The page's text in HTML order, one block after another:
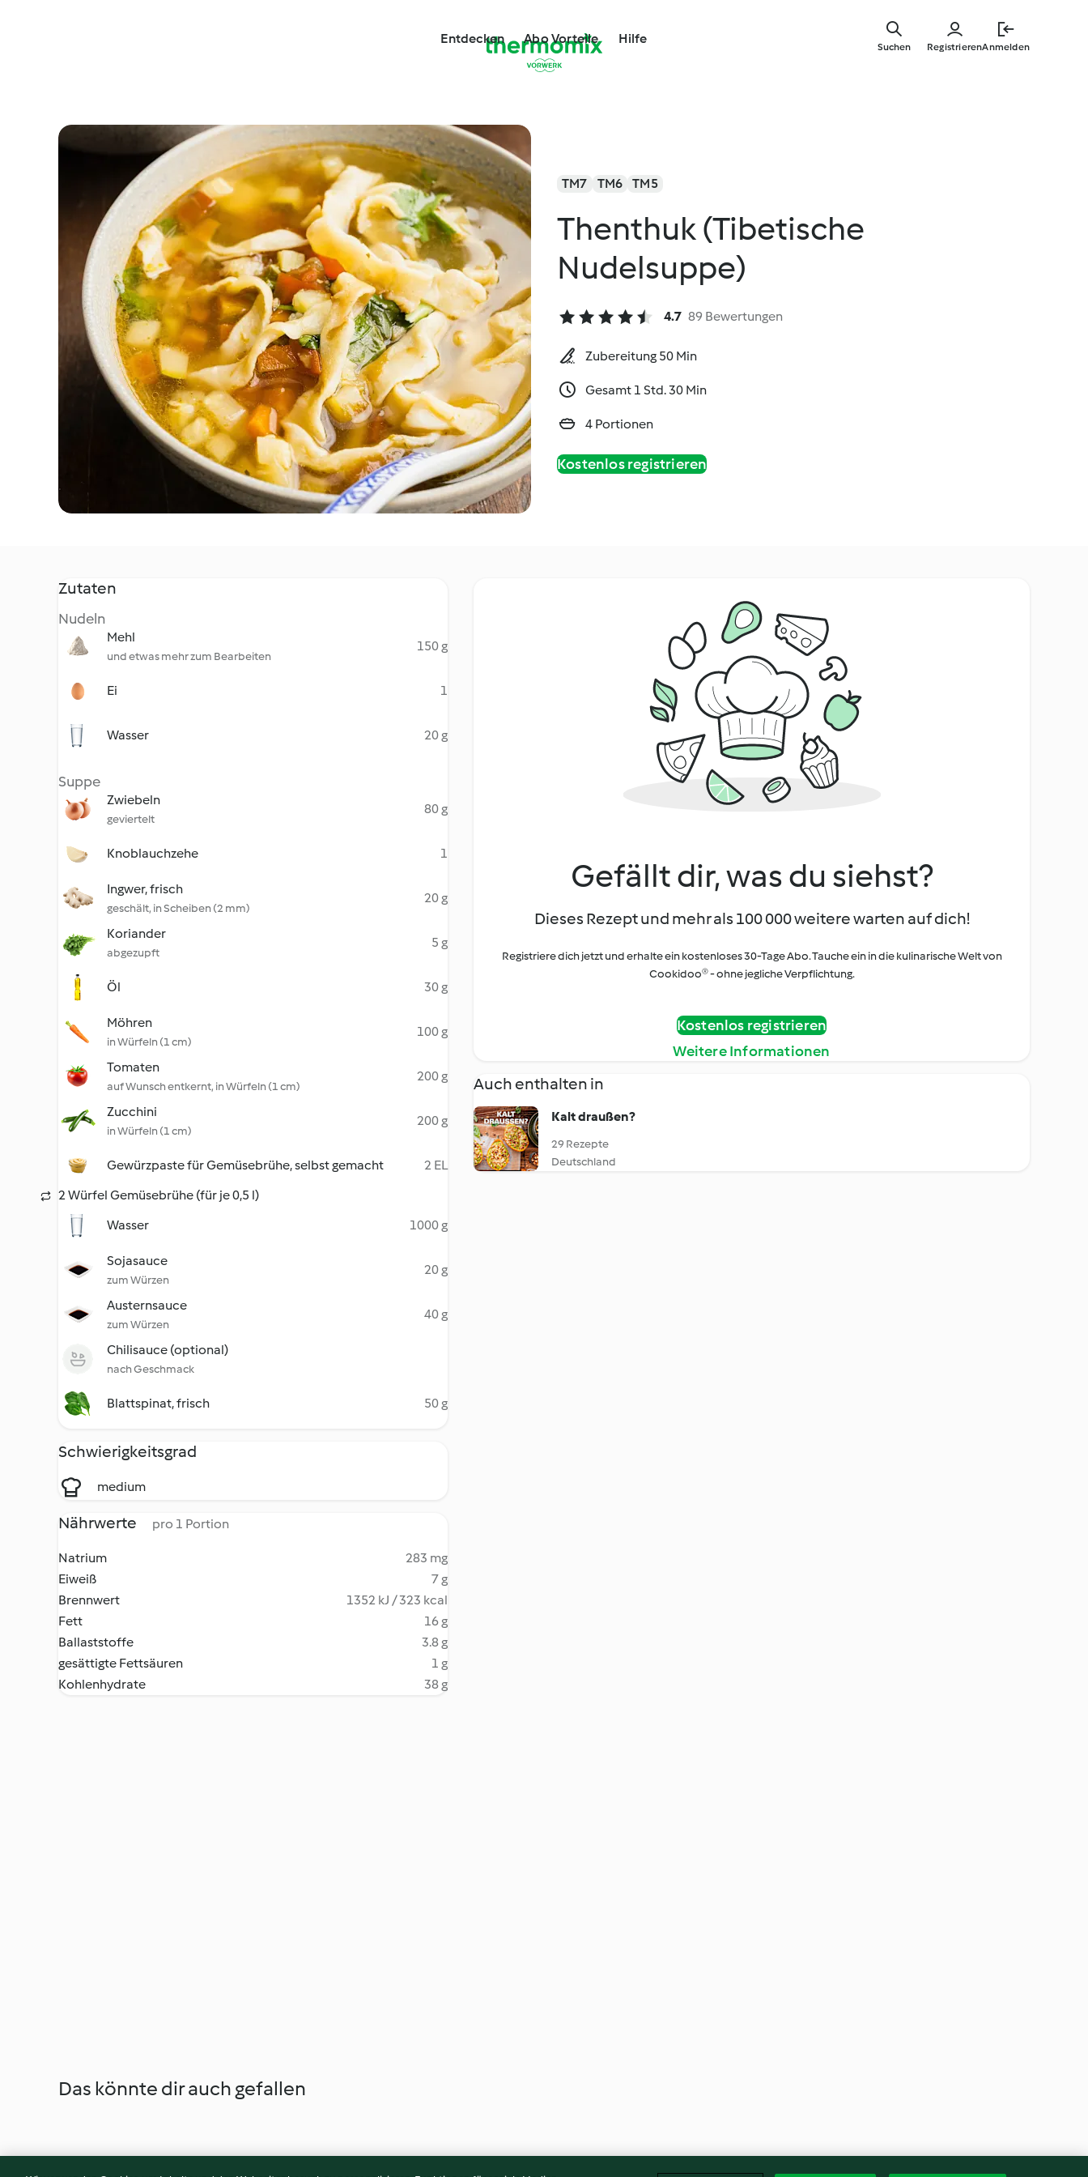
Entdecken Abo Vorteile Hilfe
RegistrierenAnmelden
Suchen
TM7 TM6 TM5
Thenthuk (Tibetische
Nudelsuppe)
4.7 89 Bewertungen
Zubereitung 50 Min
Gesamt 1 Std. 30 Min
4 Portionen
Kostenlos registrieren
Zutaten
Nudeln
Mehl
und etwas mehr zum Bearbeiten
150 g
Ei 1
Wasser 20 g
Suppe
Zwiebeln
geviertelt
80 g
Knoblauchzehe 1
Ingwer, frisch
geschält, in Scheiben (2 mm)
20 g
Koriander
abgezupft
5 g
Öl 30 g
Möhren
in Würfeln (1 cm)
100 g
Tomaten
auf Wunsch entkernt, in Würfeln (1 cm)
200 g
Zucchini
in Würfeln (1 cm)
200 g
Gewürzpaste für Gemüsebrühe, selbst gemacht
2 EL
2 Würfel Gemüsebrühe (für je 0,5 l)
Wasser
1000 g
Sojasauce
zum Würzen
20 g
Austernsauce
zum Würzen
40 g
Chilisauce (optional)
nach Geschmack
Blattspinat, frisch 50 g
Schwierigkeitsgrad
medium
Nährwerte pro 1 Portion
Natrium
283 mg
Eiweiß
7 g
Brennwert
1352 kJ / 323 kcal
Fett
16 g
Ballaststoffe
3.8 g
gesättigte Fettsäuren
1 g
Kohlenhydrate
38 g
Gefällt dir, was du siehst?
Dieses Rezept und mehr als 100 000 weitere warten auf dich!
Registriere dich jetzt und erhalte ein kostenloses 30-Tage Abo. Tauche ein in die kulinarische Welt von
Cookidoo® - ohne jegliche Verpflichtung.
Kostenlos registrieren
Weitere Informationen
Auch enthalten in
Kalt draußen?
29 Rezepte
Deutschland
Das könnte dir auch gefallen